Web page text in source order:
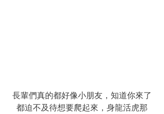
長輩們真的都好像小朋友，知道你來了
都迫不及待想要爬起來，身龍活虎那